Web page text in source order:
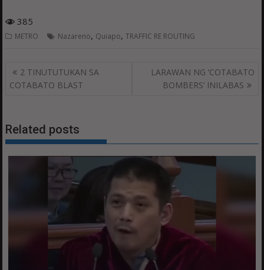
385
METRO Nazareno, Quiapo,TRAFFIC RE ROUTING
Post
navigation
2 TINUTUTUKAN SA
COTABATO BLAST
LARAWAN NG ‘COTABATO
BOMBERS’ INILABAS
Related posts